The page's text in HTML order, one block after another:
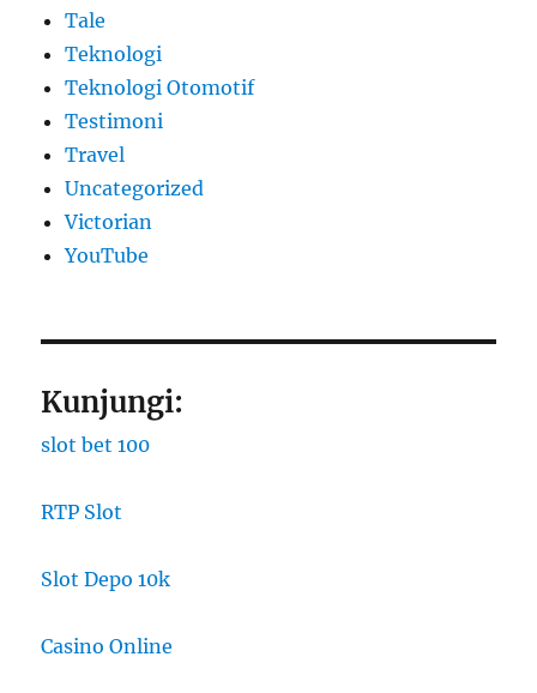
Tale
Teknologi
Teknologi Otomotif
Testimoni
Travel
Uncategorized
Victorian
YouTube
Kunjungi:
slot bet 100
RTP Slot
Slot Depo 10k
Casino Online